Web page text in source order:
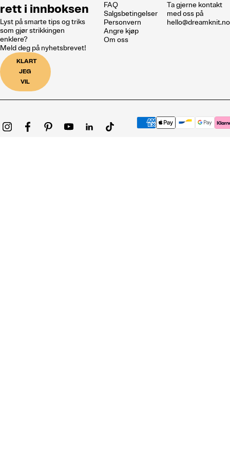
rett i innboksen
Lyst på smarte tips og triks
som gjør strikkingen
enklere?
Meld deg på nyhetsbrevet!
KLART
JEG
VIL
FAQ
Salgsbetingelser
Personvern
Angre kjøp
Om oss
Ta gjerne kontakt
med oss på
hello@dreamknit.no